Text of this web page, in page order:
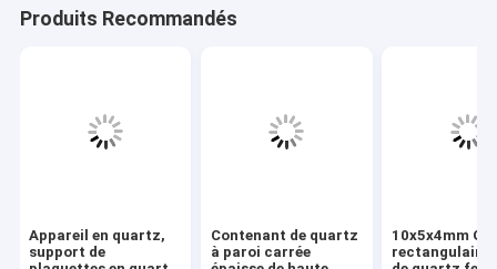
Produits Recommandés
Appareil en quartz,
support de
Contenant de quartz
à paroi carrée
10x5x4mm
rectangulaire